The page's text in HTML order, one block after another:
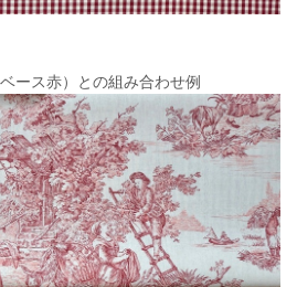
ース赤）との組み合わせ例